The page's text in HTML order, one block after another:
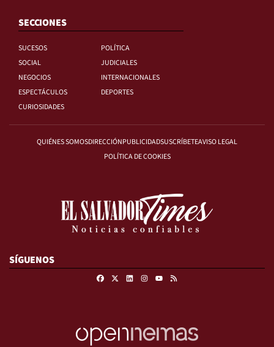
SECCIONES
SUCESOS
POLÍTICA
SOCIAL
JUDICIALES
NEGOCIOS
INTERNACIONALES
ESPECTÁCULOS
DEPORTES
CURIOSIDADES
QUIÉNES SOMOSDIRECCIÓNPUBLICIDADSUSCRÍBETEAVISO LEGAL
POLÍTICA DE COOKIES
SÍGUENOS
FacebookLinkedinInstagram